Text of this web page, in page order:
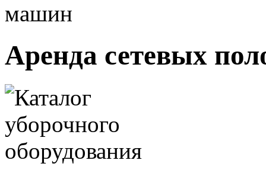
машин
Аренда сетевых